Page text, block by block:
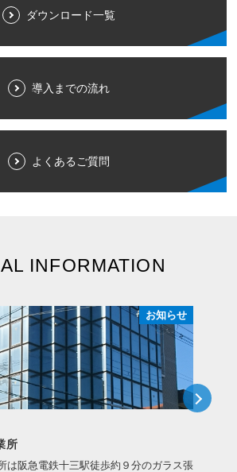
ダウンロード一覧
導入までの流れ
よくあるご質問
INFORMATION
所
は阪急電鉄十三駅徒歩約９分のガラス張
お知らせ
Next